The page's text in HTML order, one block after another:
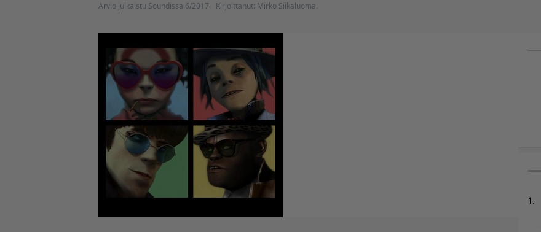
Arvio julkaistu Soundissa 6/2017. Kirjoittanut: Mirko Siikaluoma.